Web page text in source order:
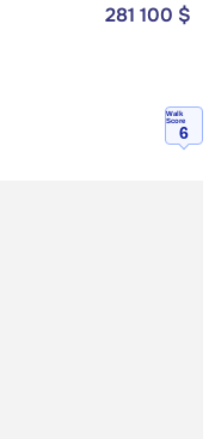
281 100 $
Walk
Score
6